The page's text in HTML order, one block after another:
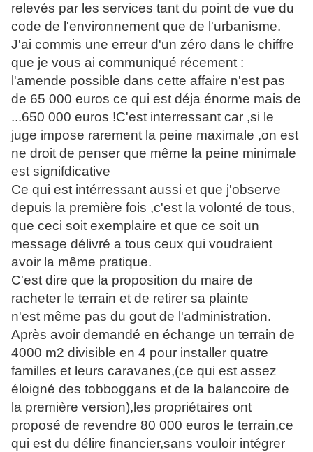
relevés par les services tant du point de vue du
code de l'environnement que de l'urbanisme.
J'ai commis une erreur d'un zéro dans le chiffre
que je vous ai communiqué récement :
l'amende possible dans cette affaire n'est pas
de 65 000 euros ce qui est déja énorme mais de
...650 000 euros !C'est interressant car ,si le
juge impose rarement la peine maximale ,on est
ne droit de penser que même la peine minimale
est signifdicative
Ce qui est intérressant aussi et que j'observe
depuis la première fois ,c'est la volonté de tous,
que ceci soit exemplaire et que ce soit un
message délivré a tous ceux qui voudraient
avoir la même pratique.
C'est dire que la proposition du maire de
racheter le terrain et de retirer sa plainte
n'est même pas du gout de l'administration.
Après avoir demandé en échange un terrain de
4000 m2 divisible en 4 pour installer quatre
familles et leurs caravanes,(ce qui est assez
éloigné des tobboggans et de la balancoire de
la première version),les propriétaires ont
proposé de revendre 80 000 euros le terrain,ce
qui est du délire financier,sans vouloir intégrer